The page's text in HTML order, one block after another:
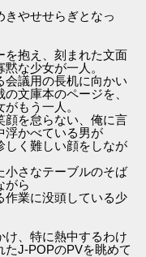
きやせせらぎとなっ
を抱え、刻まれた文面
な少女が一人。
会議用の長机に向かい
文庫本のページを、
もう一人。
顔を怠らない、俺に言
浮かべている男が
しく難しい顔をしなが
小さなテーブルのそば
がら
作業に没頭している少
け、特に熱中するわけ
たJ-POPのPVを眺めて